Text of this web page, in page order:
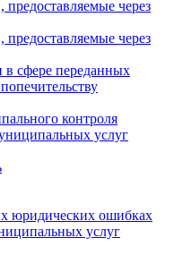
через
через
в сфере переданных
контроля
услуг
юридических ошибках
услуг